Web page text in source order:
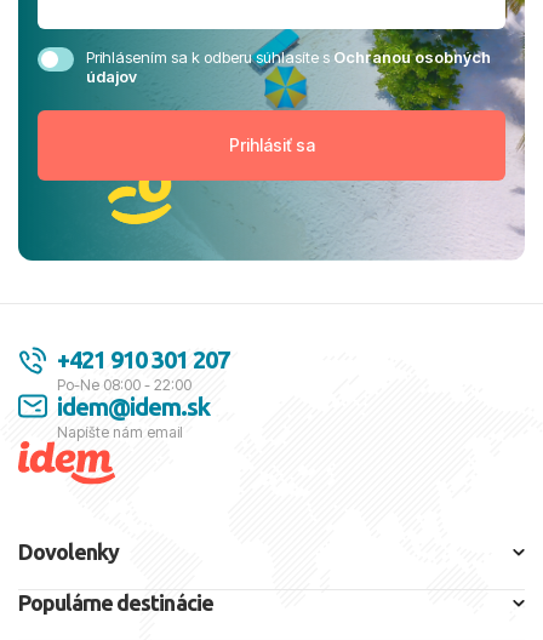
Prihlásením sa k odberu súhlasíte sOchranou osobných
údajov
+421 910 301 207
Po-Ne 08:00 - 22:00
idem@idem.sk
Napíšte nám email
Dovolenky
Populárne destinácie